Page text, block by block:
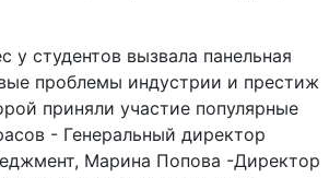
у студентов вызвала панельная
проблемы индустрии и престиж
приняли участие популярные
- Генеральный директор
Марина Попова -Директор